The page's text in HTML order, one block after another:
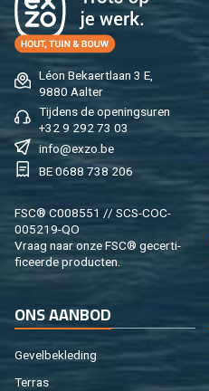
Léon Be­kaert­laan 3 E,
9880 Aal­ter
Tij­dens de ope­nings­uren
+32 9 292 73 03
info@​exzo.​be
BE 0688 738 206
FSC® C008551 // SCS-COC-
005219-QO
Vraag naar onze FSC® ge­cer­ti­
fi­ceer­de pro­duc­ten.
ONS AAN­BOD
Ge­vel­be­kle­ding
Ter­ras